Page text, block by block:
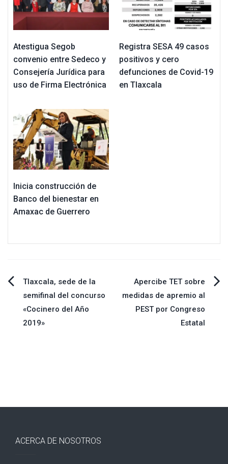
Atestigua Segob
convenio entre Sedeco y
Consejería Jurídica para
uso de Firma Electrónica
Registra SESA 49 casos
positivos y cero
defunciones de Covid-19
en Tlaxcala
Inicia construcción de
Banco del bienestar en
Amaxac de Guerrero
Navegación
de
Tlaxcala, sede de la
semifinal del concurso
«Cocinero del Año
2019»
Apercibe TET sobre
medidas de apremio al
PEST por Congreso
Estatal
ACERCA DE NOSOTROS